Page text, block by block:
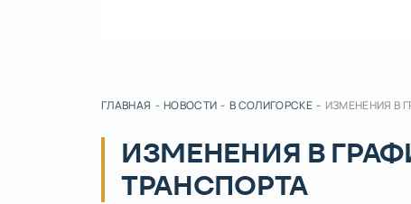
ГЛАВНАЯ - НОВОСТИ - В СОЛИГОРСКЕ - ИЗМЕНЕНИЯ В
ИЗМЕНЕНИЯ В
ТРАНСПОРТА